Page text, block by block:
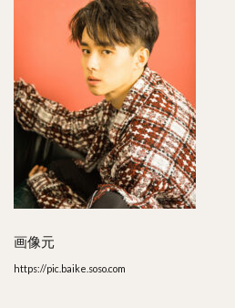
画像元
https://pic.baike.soso.com